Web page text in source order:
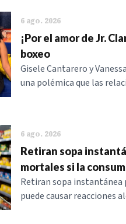
6 ago. 2026
¡Por el amor de Jr.
boxeo
Gisele Cantarero y
una polémica que las
6 ago. 2026
Retiran sopa
mortales si la
Retiran sopa instantánea
puede causar reacciones